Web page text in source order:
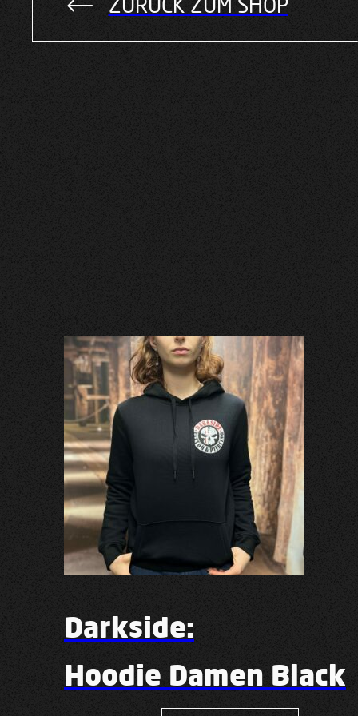
ZURÜCK ZUM SHOP
Darkside:
Hoodie Damen Black